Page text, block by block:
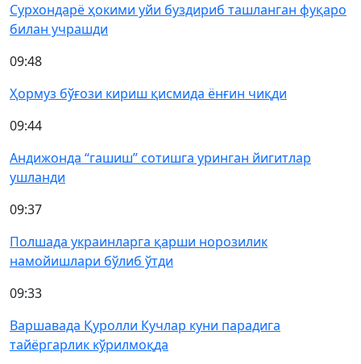
Сурхондарё ҳокими уйи буздириб ташланган фуқаро
билан учрашди
09:48
Ҳормуз бўғози кириш қисмида ёнғин чиқди
09:44
Андижонда “гашиш” сотишга уринган йигитлар
ушланди
09:37
Полшада украинларга қарши норозилик
намойишлари бўлиб ўтди
09:33
Варшавада Қуролли Кучлар куни парадига
тайёргарлик кўрилмоқда